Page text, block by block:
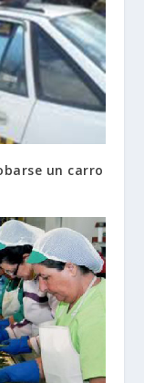
un carro